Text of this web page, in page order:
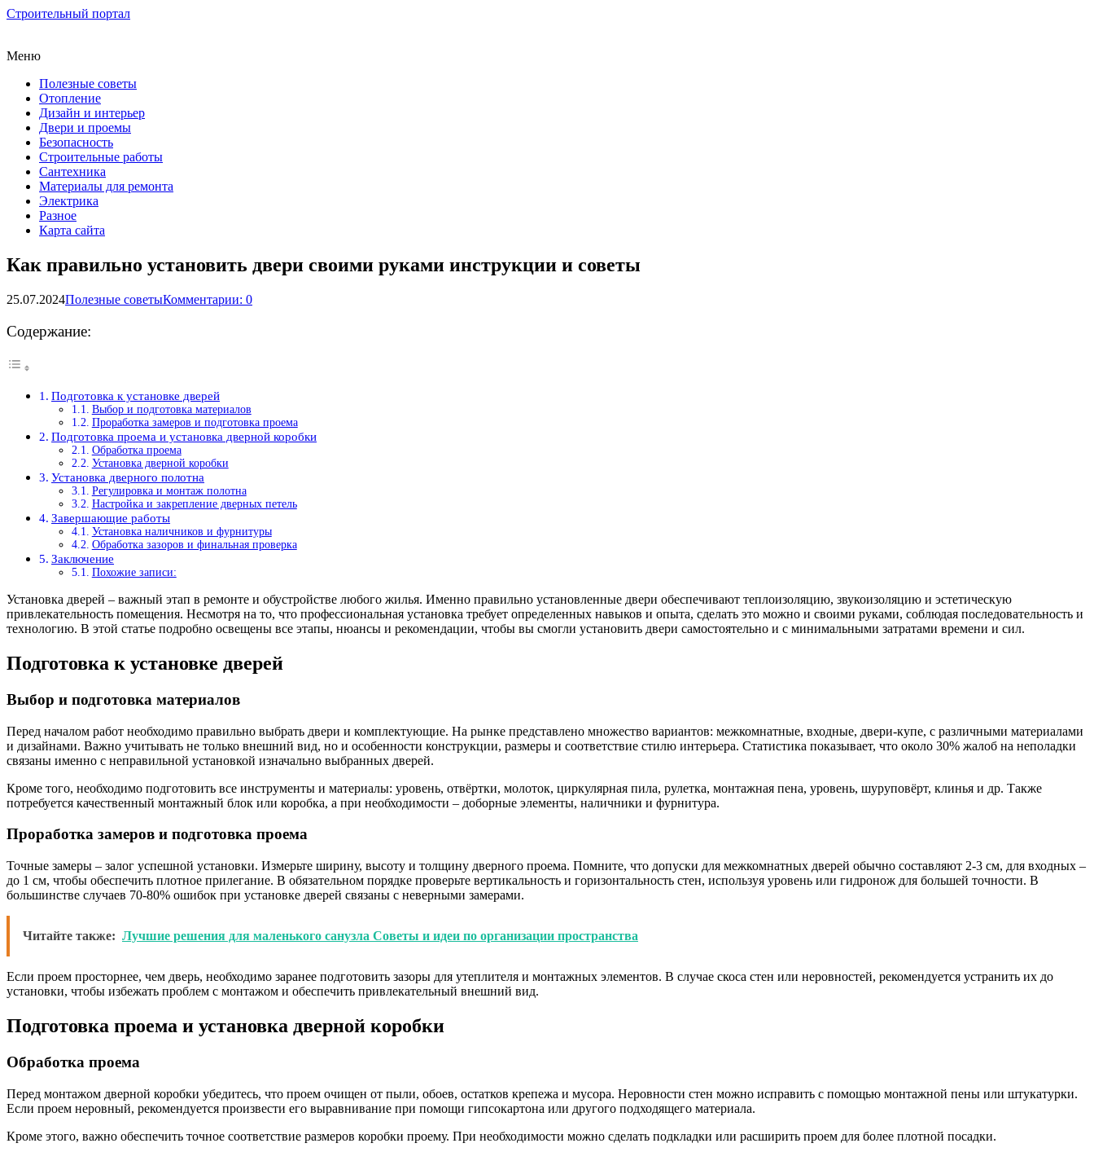
Строительный портал
Меню
Полезные советы
Отопление
Дизайн и интерьер
Двери и проемы
Безопасность
Строительные работы
Сантехника
Материалы для ремонта
Электрика
Разное
Карта сайта
Как правильно установить двери своими руками инструкции и советы
25.07.2024Полезные советыКомментарии: 0
Содержание:
Подготовка к установке дверей
Выбор и подготовка материалов
Проработка замеров и подготовка проема
Подготовка проема и установка дверной коробки
Обработка проема
Установка дверной коробки
Установка дверного полотна
Регулировка и монтаж полотна
Настройка и закрепление дверных петель
Завершающие работы
Установка наличников и фурнитуры
Обработка зазоров и финальная проверка
Заключение
Похожие записи:
Установка дверей – важный этап в ремонте и обустройстве любого жилья. Именно правильно установленные двери обеспечивают теплоизоляцию, звукоизоляцию и эстетическую
привлекательность помещения. Несмотря на то, что профессиональная установка требует определенных навыков и опыта, сделать это можно и своими руками, соблюдая последовательность и
технологию. В этой статье подробно освещены все этапы, нюансы и рекомендации, чтобы вы смогли установить двери самостоятельно и с минимальными затратами времени и сил.
Подготовка к установке дверей
Выбор и подготовка материалов
Перед началом работ необходимо правильно выбрать двери и комплектующие. На рынке представлено множество вариантов: межкомнатные, входные, двери-купе, с различными материалами
и дизайнами. Важно учитывать не только внешний вид, но и особенности конструкции, размеры и соответствие стилю интерьера. Статистика показывает, что около 30% жалоб на неполадки
связаны именно с неправильной установкой изначально выбранных дверей.
Кроме того, необходимо подготовить все инструменты и материалы: уровень, отвёртки, молоток, циркулярная пила, рулетка, монтажная пена, уровень, шуруповёрт, клинья и др. Также
потребуется качественный монтажный блок или коробка, а при необходимости – доборные элементы, наличники и фурнитура.
Проработка замеров и подготовка проема
Точные замеры – залог успешной установки. Измерьте ширину, высоту и толщину дверного проема. Помните, что допуски для межкомнатных дверей обычно составляют 2-3 см, для входных –
до 1 см, чтобы обеспечить плотное прилегание. В обязательном порядке проверьте вертикальность и горизонтальность стен, используя уровень или гидронож для большей точности. В
большинстве случаев 70-80% ошибок при установке дверей связаны с неверными замерами.
Читайте также: Лучшие решения для маленького санузла Советы и идеи по организации пространства
Если проем просторнее, чем дверь, необходимо заранее подготовить зазоры для утеплителя и монтажных элементов. В случае скоса стен или неровностей, рекомендуется устранить их до
установки, чтобы избежать проблем с монтажом и обеспечить привлекательный внешний вид.
Подготовка проема и установка дверной коробки
Обработка проема
Перед монтажом дверной коробки убедитесь, что проем очищен от пыли, обоев, остатков крепежа и мусора. Неровности стен можно исправить с помощью монтажной пены или штукатурки.
Если проем неровный, рекомендуется произвести его выравнивание при помощи гипсокартона или другого подходящего материала.
Кроме этого, важно обеспечить точное соответствие размеров коробки проему. При необходимости можно сделать подкладки или расширить проем для более плотной посадки.